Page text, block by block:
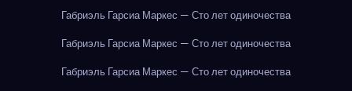
Габриэль Гарсиа Маркес — Сто лет одиночества
Габриэль Гарсиа Маркес — Сто лет одиночества
Габриэль Гарсиа Маркес — Сто лет одиночества